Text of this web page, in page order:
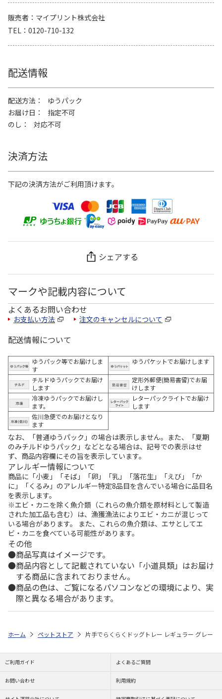
販売者
マイプリント株式会社
TEL
0120-710-132
配送情報
配送方法
ゆうパック
お届け日
指定不可
のし
対応不可
決済方法
下記の決済方法がご利用頂けます。
シェアする
マークや記載内容について
よくあるお問い合わせ
お支払い方法 注文のキャンセルについて
配送情報について
ゆうパック等でお届けしま
す
ゆうパケットでお届けします
チルドゆうパックでお届け
します
定形外郵便(簡易書留)でお届
けします
冷凍ゆうパックでお届けし
ます。
レターパックライトでお届け
します
佐川急便でのお届けとなり
ます
なお、「普通ゆうパック」の場合は表示しません。また、「夏期
のみチルドゆうパック」などとなる場合は、記号での表示はせ
ず、商品内容欄にその旨を表示しています。
アレルギー情報について
商品に「小麦」「そば」「卵」「乳」「落花生」「えび」「か
に」「くるみ」のアレルギー特定8品目を含んでいる場合に品目名
を表示します。
※エビ・カニを除く魚介類（これらの魚介類を原材料として製造
された加工品も含む）は、漁獲漁法によりエビ・カニが混じって
いる場合があります。 また、これらの魚介類は、エサとしてエ
ビ・カニを食べている可能性があります。
その他
商品写真はイメージです。
商品内容として記載されていない「小道具類」はお届け
する商品に含まれておりません。
商品の色は、ご覧になるパソコンなどの環境により、実
際と異なる場合があります。
ホーム ペットストア 片手でらくらくドッグトレー レギュラー グレー
ご利用ガイド よくあるご質問
お問い合わせ 利用規約